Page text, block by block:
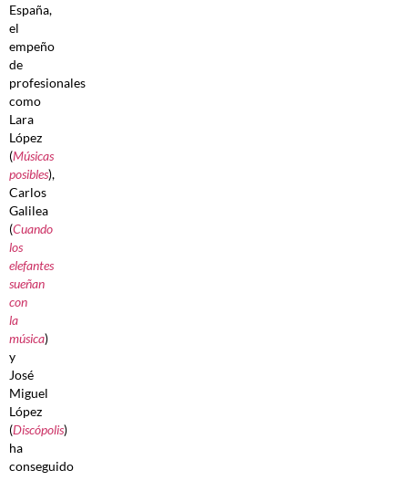
España,
el
empeño
de
profesionales
como
Lara
López
(Músicas
posibles),
Carlos
Galilea
(Cuando
los
elefantes
sueñan
con
la
música)
y
José
Miguel
López
(Discópolis)
ha
conseguido